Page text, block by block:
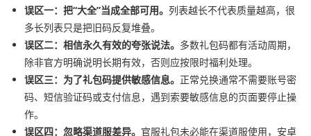
误区一：把“大全”当成全部可用。 列表越长不代表质量越高，很
多长列表只是把旧码反复堆叠。
误区二：相信永久有效的夸张说法。 多数礼包码都有活动周期，
除非官方明确说明长期有效，否则应按限时福利处理。
误区三：为了礼包码提供敏感信息。 正常兑换通常不需要账号密
码、短信验证码或支付信息，遇到索要敏感信息的页面要停止操
作。
误区四：忽略渠道服差异。 官服礼包未必能在渠道服使用，安卓